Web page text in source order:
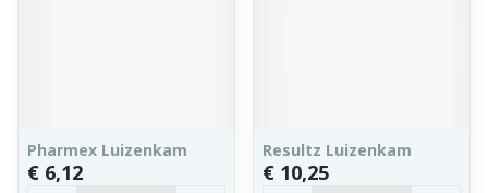
Pharmex Luizenkam
€ 6,12
Resultz Luizenkam
€ 10,25